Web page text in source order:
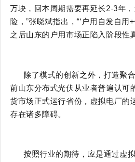
万块，回本周期需要再延长2-3年
险，”张晓斌指出，“‘户用自发自
之后山东的 户用市场正陷入阶段性
除了模式的创新之外，打造聚
前山东分布式光伏从业者普遍认可
货市场正式运行省份，虚拟电厂的
存在诸多障碍。
按照行业的期待，应是通过虚